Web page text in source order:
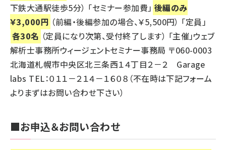
下鉄大通駅徒歩5分） 「セミナー参加費」 後編のみ
￥3,000円 （前編・後編参加の場合、￥5,500円） 「定員」
各30名 （定員になり次第、受付終了します） 「主催」ウェブ
解析士事務所ウィージェントセミナー事務局 〒060-0003
北海道札幌市中央区北三条西１４丁目２－２ Garage
labs TEL：０１１－２１４－１６０８（不在時は下記フォーム
よりまずはお問い合わせ下さい）
■お申込＆お問い合わせ